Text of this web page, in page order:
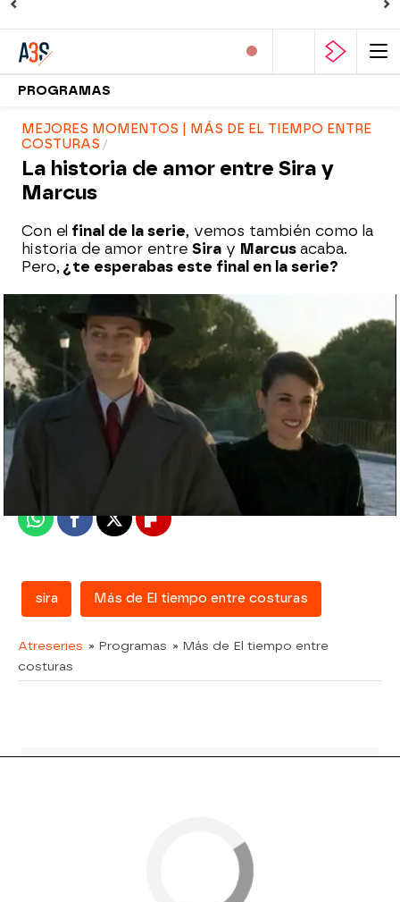
PROGRAMAS
MEJORES MOMENTOS | MÁS DE EL TIEMPO ENTRE
COSTURAS
La historia de amor entre Sira y
Marcus
Con el final de la serie, vemos también como la
historia de amor entre Sira y Marcus acaba.
Pero, ¿te esperabas este final en la serie?
atreseries
Madrid
07 de febrero de 2018, 15:24
WhatsappFacebook
X Flipboard
sira Más de El tiempo entre costuras
Atreseries » Programas » Más de El tiempo entre
costuras